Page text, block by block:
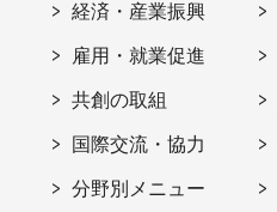
経済・産業振興
雇用・就業促進
共創の取組
国際交流・協力
分野別メニュー